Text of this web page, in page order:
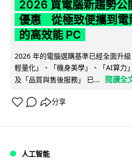
2026 買電腦新趨勢公
優惠 從極致便攜到電
的高效能 PC
2026 年的電腦選購基準已經全面升
輕量化」、「機身美學」、「AI算力
及「品質與售後服務」 已...
閱讀全
分享
人工智能